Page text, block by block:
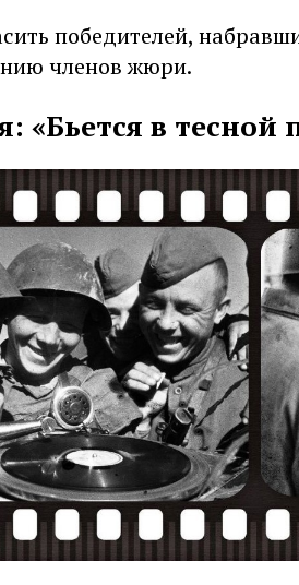
победителей,
членов жюри.
«Бьется в тесной